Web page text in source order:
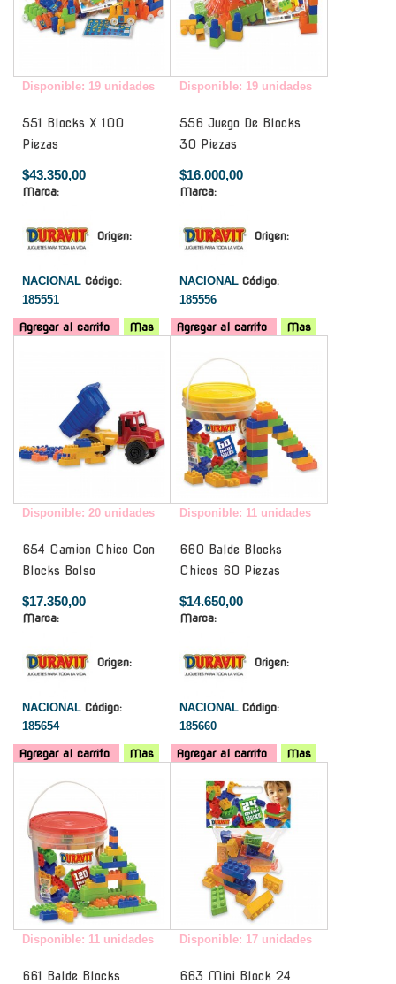
Disponible: 19 unidades
551 Blocks X 100
Piezas
$43.350,00
Marca:
Origen:
NACIONAL Código:
185551
Agregar al carrito Mas
Disponible: 19 unidades
556 Juego De Blocks
30 Piezas
$16.000,00
Marca:
Origen:
NACIONAL Código:
185556
Agregar al carrito
Mas
Disponible: 20 unidades
654 Camion Chico Con
Blocks Bolso
$17.350,00
Marca:
Origen:
NACIONAL Código:
185654
Agregar al carrito Mas
Disponible: 11 unidades
660 Balde Blocks
Chicos 60 Piezas
$14.650,00
Marca:
Origen:
NACIONAL Código:
185660
Agregar al carrito
Mas
Disponible: 11 unidades
661 Balde Blocks
Disponible: 17 unidades
663 Mini Block 24